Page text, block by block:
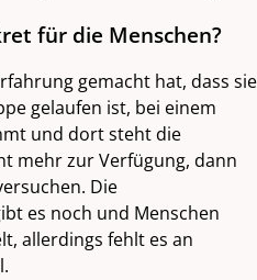
für die Menschen?
gemacht hat, dass sie
gelaufen ist, bei einem
und dort steht die
mehr zur Verfügung, dann
Die
es noch und Menschen
allerdings fehlt es an